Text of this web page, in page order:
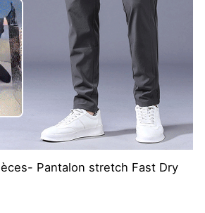
Pantalon stretch Fast Dry